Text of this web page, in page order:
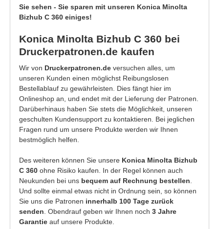
Sie sehen - Sie sparen mit unseren Konica Minolta
Bizhub C 360 einiges!
Konica Minolta Bizhub C 360 bei
Druckerpatronen.de kaufen
Wir von Druckerpatronen.de versuchen alles, um
unseren Kunden einen möglichst Reibungslosen
Bestellablauf zu gewährleisten. Dies fängt hier im
Onlineshop an, und endet mit der Lieferung der Patronen.
Darüberhinaus haben Sie stets die Möglichkeit, unseren
geschulten Kundensupport zu kontaktieren. Bei jeglichen
Fragen rund um unsere Produkte werden wir Ihnen
bestmöglich helfen.
Des weiteren können Sie unsere Konica Minolta Bizhub
C 360 ohne Risiko kaufen. In der Regel können auch
Neukunden bei uns bequem auf Rechnung bestellen
Und sollte einmal etwas nicht in Ordnung sein, so können
Sie uns die Patronen innerhalb 100 Tage zurück
senden . Obendrauf geben wir Ihnen noch 3 Jahre
Garantie auf unsere Produkte.